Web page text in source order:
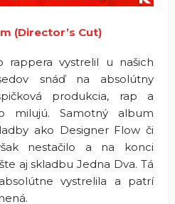
(Director’s Cut)
rappera vystrelil u našich
snáď na absolútny
produkcia, rap a
milujú. Samotný album
ako Designer Flow či
nestačilo a na konci
aj skladbu Jedna Dva. Tá
vystrelila a patrí